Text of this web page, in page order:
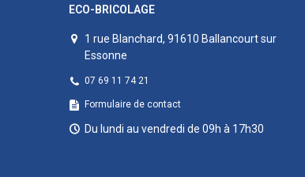
ECO-BRICOLAGE
1 rue Blanchard, 91610 Ballancourt sur
Essonne
07 69 11 74 21
Formulaire de contact
Du lundi au vendredi de 09h à 17h30